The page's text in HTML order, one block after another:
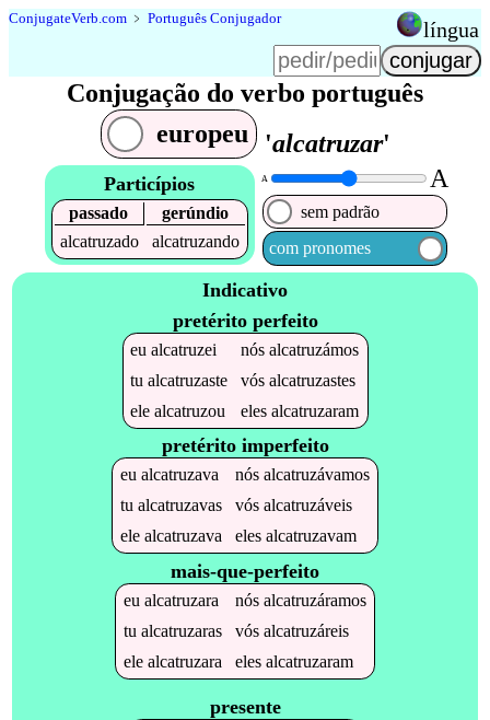
ConjugateVerb.com ﹥ Português Conjugador língua
Conjugação do verbo português
europeu
'alcatruzar'
Particípios
passado
gerúndio
alcatruzado
alcatruzando
A A
sem padrão
com pronomes
Indicativo
pretérito perfeito
eualcatruzei nósalcatruzámos
tualcatruzaste vósalcatruzastes
elealcatruzou elesalcatruzaram
pretérito imperfeito
eu alcatruzava nós alcatruzávamos
tu alcatruzavas vós alcatruzáveis
ele alcatruzava eles alcatruzavam
mais-que-perfeito
eu alcatruzara nós alcatruzáramos
tu alcatruzaras vós alcatruzáreis
ele alcatruzara eles alcatruzaram
presente